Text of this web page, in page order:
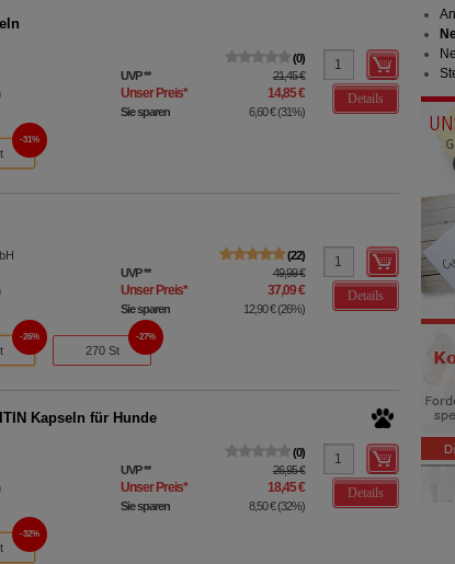
0
UVP** 21,45 €
Unser Preis* 14,85 €
Sie sparen 6,60 €(31%)
Details
31%
22
UVP** 49,99 €
Unser Preis* 37,09 €
Sie sparen 12,90 €(26%)
Details
26%
270 St
27%
Kapseln für Hunde
0
UVP** 26,95 €
Unser Preis* 18,45 €
Sie sparen 8,50 €(32%)
Details
32%